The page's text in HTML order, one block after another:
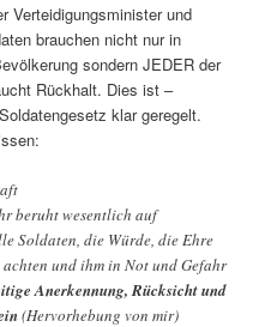
Verteidigungsminister und
brauchen nicht nur in
sondern JEDER der
Rückhalt. Dies ist –
klar geregelt.
beruht wesentlich auf
Soldaten, die Würde, die Ehre
und ihm in Not und Gefahr
Anerkennung, Rücksicht und
(Hervorhebung von mir)